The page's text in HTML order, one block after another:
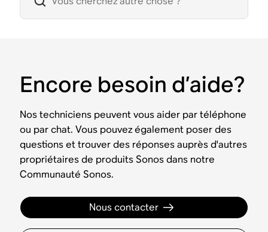
Encore besoin d’aide?
Nos techniciens peuvent vous aider par téléphone
ou par chat. Vous pouvez également poser des
questions et trouver des réponses auprès d'autres
propriétaires de produits Sonos dans notre
Communauté Sonos.
Nous contacter